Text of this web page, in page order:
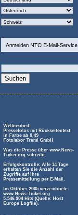
Anmelden NTO E-Mail-Service
Weltneuheit:
Pressefotos mit Rückseitentext
in Farbe ab 0,49
Fotolabor Treml GmbH
Was die Presse über www.News-
Ticker.org schreibt.
Erfolgskontrolle: Alle 14 Tage
erhalten Sie die Anzahl der
Zugriffe auf Ihre
Pressemitteilung per E-Mail.
Im Oktober 2005 verzeichnete
www.News-Ticker.org
5.546.904 Hits (Quelle: Host
Europe Logfile).